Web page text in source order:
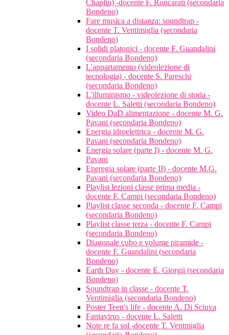
Chaplin) -docente F. Roncarati (secondaria
Bondeno)
Fare musica a distanza: soundtrap -
docente T. Ventimiglia (secondaria
Bondeno)
I solidi platonici - docente F. Guandalini
(secondaria Bondeno)
L'appartamento (videolezione di
tecnologia) - docente S. Pareschi
(secondaria Bondeno)
L'illuminismo - videolezione di storia -
docente L. Saletti (secondaria Bondeno)
Video DaD alimentazione - docente M. G.
Pavani (secondaria Bondeno)
Energia idroelettrica - docente M. G.
Pavani (secondaria Bondeno)
Energia solare (parte I) - docente M. G.
Pavani
Eneregia solare (parte II) - docente M.G.
Pavani (secondaria Bondeno)
Playlist lezioni classe prima media -
docente F. Campi (secondaria Bondeno)
Playlist classe seconda - docente F. Campi
(secondaria Bondeno)
Playlist classe terza - docente F. Campi
(secondaria Bondeno)
Diagonale cubo e volume piramide -
docente F. Guandalini (secondaria
Bondeno)
Earth Day - docente E. Giorgii (secondaria
Bondeno)
Soundtrap in classe - docente T.
Ventimiglia (secondaria Bondeno)
Poster Teen's life - docente A. Di Sciuva
Fantavirus - docente L. Saletti
Note re fa sol -docente T. Ventmiglia